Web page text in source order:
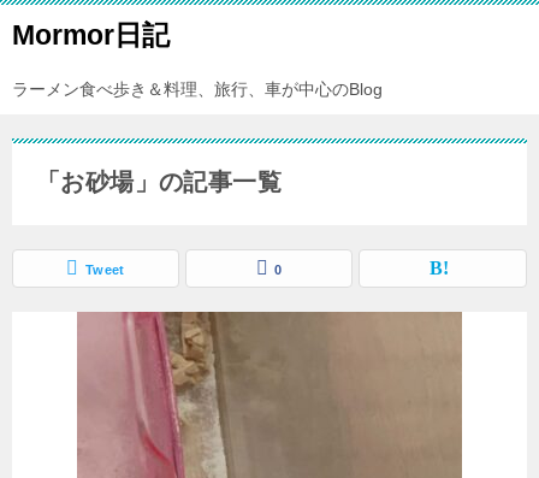
Mormor日記
ラーメン食べ歩き＆料理、旅行、車が中心のBlog
「お砂場」の記事一覧
Tweet 0